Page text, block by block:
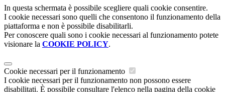
In questa schermata è possibile scegliere quali cookie consentire.
I cookie necessari sono quelli che consentono il funzionamento della
piattaforma e non è possibile disabilitarli.
Per conoscere quali sono i cookie necessari al funzionamento potete
visionare la COOKIE POLICY.
Cookie necessari per il funzionamento
I cookie necessari per il funzionamento non possono essere
disabilitati. È possibile consultare l'elenco nella pagina della cookie